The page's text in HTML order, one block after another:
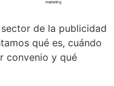
de la publicidad
qué es, cuándo
convenio y qué